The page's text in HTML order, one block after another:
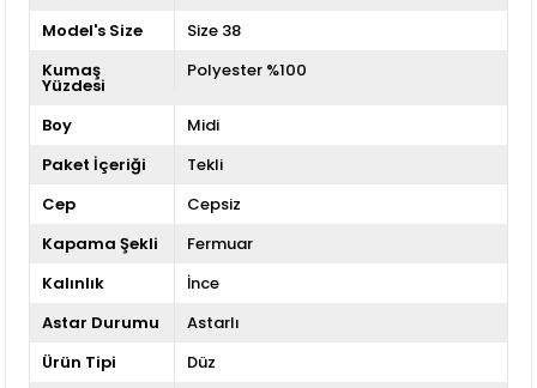
Model's Size
Size 38
Kumaş
Yüzdesi
Polyester %100
Boy
Midi
Paket İçeriği
Tekli
Cep
Cepsiz
Kapama Şekli
Fermuar
Kalınlık
İnce
Astar Durumu
Astarlı
Ürün Tipi
Düz